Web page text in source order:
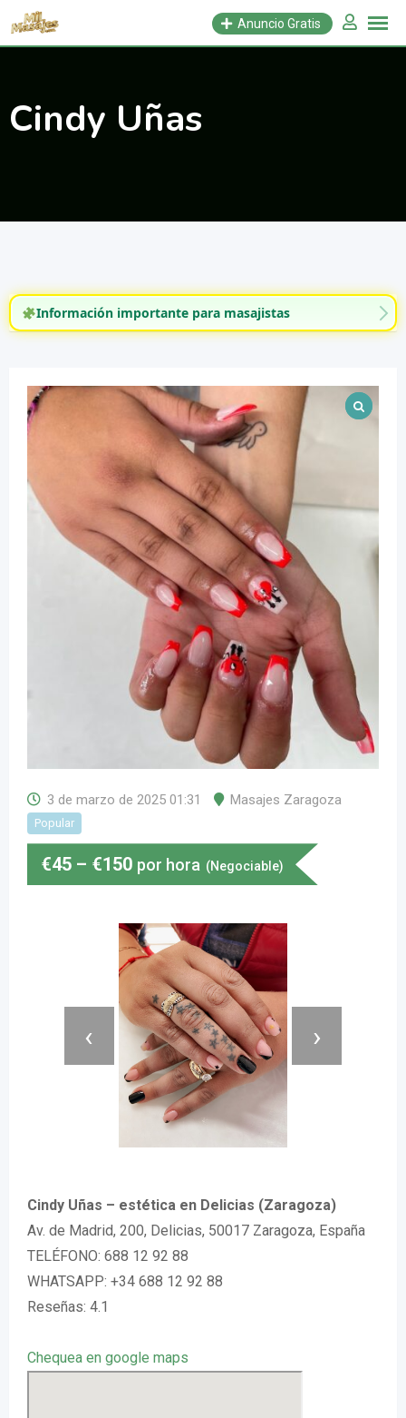
Saltar
Anuncio Gratis
Cindy Uñas
Información importante para masajistas
3 de marzo de 2025 01:31 Masajes Zaragoza
Popular
€45 – €150 por hora (Negociable)
‹ ›
Cindy Uñas – estética en Delicias (Zaragoza)
Av. de Madrid, 200, Delicias, 50017 Zaragoza, España
TELÉFONO: 688 12 92 88
WHATSAPP: +34 688 12 92 88
Reseñas: 4.1
Chequea en google maps